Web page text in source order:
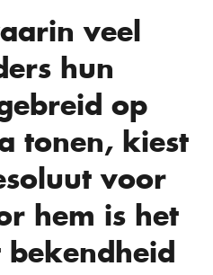
veel
hun
op
tonen, kiest
voor
hem is het